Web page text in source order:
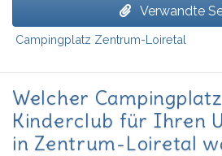
Verwandte
Campingplatz Zentrum-Loiretal
Welcher
Kinderclub für Ihren
in Zentrum-Loiretal